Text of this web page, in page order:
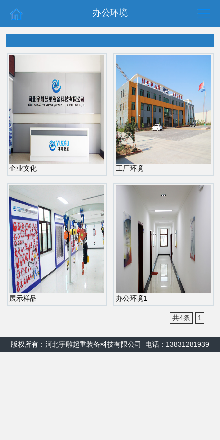
办公环境
企业文化 工厂环境
展示样品 办公环境1
共4条 1
版权所有：河北宇雕起重装备科技有限公司 电话：13831281939